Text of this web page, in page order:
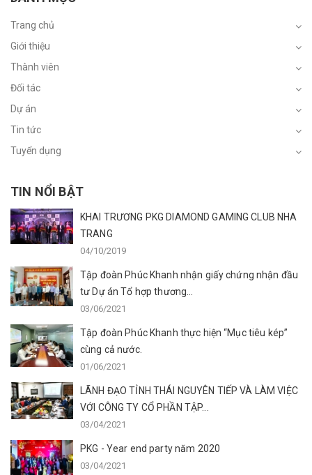
Trang chủ
Giới thiệu
Thành viên
Đối tác
Dự án
Tin tức
Tuyển dụng
TIN NỔI BẬT
KHAI TRƯƠNG PKG DIAMOND GAMING CLUB NHA
TRANG
04/10/2019
Tập đoàn Phúc Khanh nhận giấy chứng nhận đầu
tư Dự án Tổ hợp thương...
03/06/2021
Tập đoàn Phúc Khanh thực hiện “Mục tiêu kép”
cùng cả nước.
01/06/2021
LÃNH ĐẠO TỈNH THÁI NGUYÊN TIẾP VÀ LÀM VIỆC
VỚI CÔNG TY CỔ PHẦN TẬP...
03/04/2021
PKG - Year end party năm 2020
03/04/2021